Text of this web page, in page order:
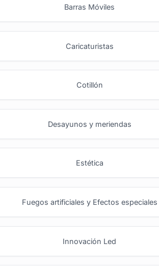
Barras Móviles
Caricaturistas
Cotillón
Desayunos y meriendas
Estética
Fuegos artificiales y Efectos especiales
Innovación Led